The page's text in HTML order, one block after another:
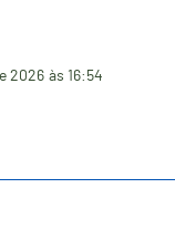
2026 às 16:54